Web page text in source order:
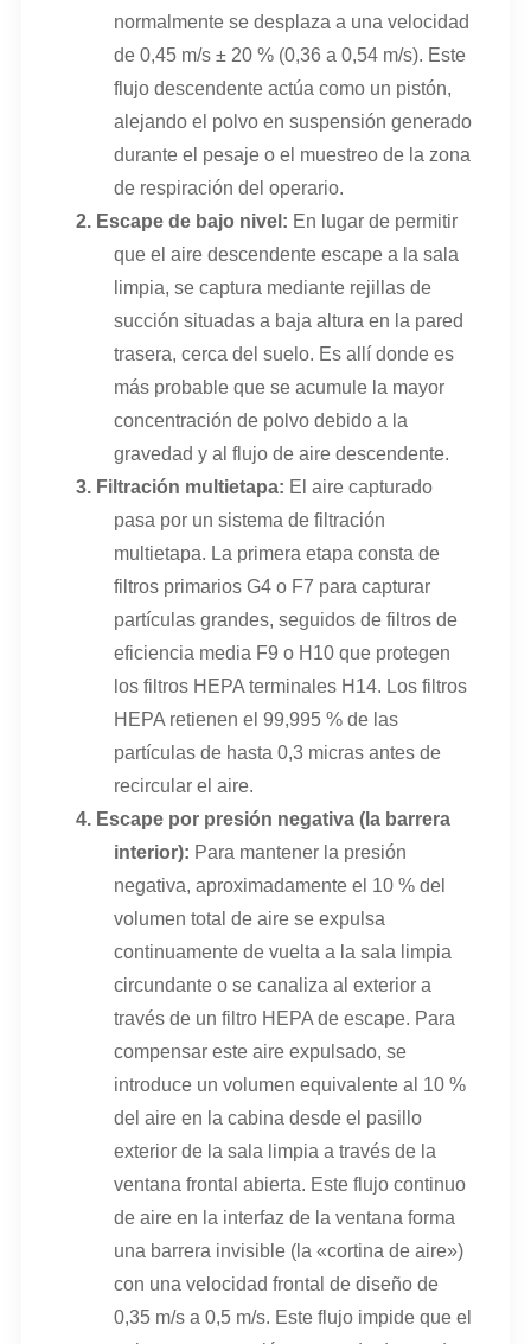
normalmente se desplaza a una velocidad
de 0,45 m/s ± 20 % (0,36 a 0,54 m/s). Este
flujo descendente actúa como un pistón,
alejando el polvo en suspensión generado
durante el pesaje o el muestreo de la zona
de respiración del operario.
2. Escape de bajo nivel: En lugar de permitir
que el aire descendente escape a la sala
limpia, se captura mediante rejillas de
succión situadas a baja altura en la pared
trasera, cerca del suelo. Es allí donde es
más probable que se acumule la mayor
concentración de polvo debido a la
gravedad y al flujo de aire descendente.
3. Filtración multietapa: El aire capturado
pasa por un sistema de filtración
multietapa. La primera etapa consta de
filtros primarios G4 o F7 para capturar
partículas grandes, seguidos de filtros de
eficiencia media F9 o H10 que protegen
los filtros HEPA terminales H14. Los filtros
HEPA retienen el 99,995 % de las
partículas de hasta 0,3 micras antes de
recircular el aire.
4. Escape por presión negativa (la barrera
interior): Para mantener la presión
negativa, aproximadamente el 10 % del
volumen total de aire se expulsa
continuamente de vuelta a la sala limpia
circundante o se canaliza al exterior a
través de un filtro HEPA de escape. Para
compensar este aire expulsado, se
introduce un volumen equivalente al 10 %
del aire en la cabina desde el pasillo
exterior de la sala limpia a través de la
ventana frontal abierta. Este flujo continuo
de aire en la interfaz de la ventana forma
una barrera invisible (la «cortina de aire»)
con una velocidad frontal de diseño de
0,35 m/s a 0,5 m/s. Este flujo impide que el